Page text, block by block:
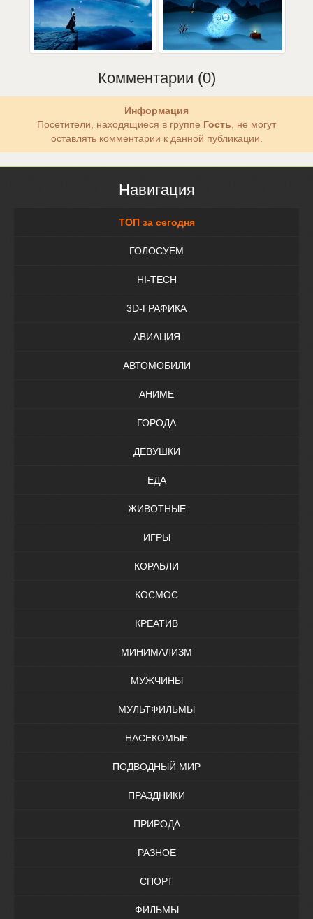
Комментарии (0)
Информация
Посетители, находящиеся в группе Гость , не могут
оставлять комментарии к данной публикации.
Навигация
ТОП за сегодня
ГОЛОСУЕМ
HI-TECH
3D-ГРАФИКА
АВИАЦИЯ
АВТОМОБИЛИ
АНИМЕ
ГОРОДА
ДЕВУШКИ
ЕДА
ЖИВОТНЫЕ
ИГРЫ
КОРАБЛИ
КОСМОС
КРЕАТИВ
МИНИМАЛИЗМ
МУЖЧИНЫ
МУЛЬТФИЛЬМЫ
НАСЕКОМЫЕ
ПОДВОДНЫЙ МИР
ПРАЗДНИКИ
ПРИРОДА
РАЗНОЕ
СПОРТ
ФИЛЬМЫ